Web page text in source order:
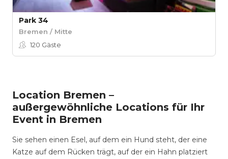
Park 34
Bremen / Mitte
120 Gäste
Location Bremen –
außergewöhnliche Locations für Ihr
Event in Bremen
Sie sehen einen Esel, auf dem ein Hund steht, der eine
Katze auf dem Rücken trägt, auf der ein Hahn platziert